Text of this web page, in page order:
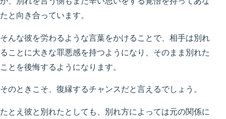
たと向き合っています。
そんな彼を労わるような言葉をかけることで、相手は別れ
ることに大きな罪悪感を持つようになり、そのまま別れた
ことを後悔するようになります。
そのときこそ、復縁するチャンスだと言えるでしょう。
たとえ彼と別れたとしても、別れ方によっては元の関係に